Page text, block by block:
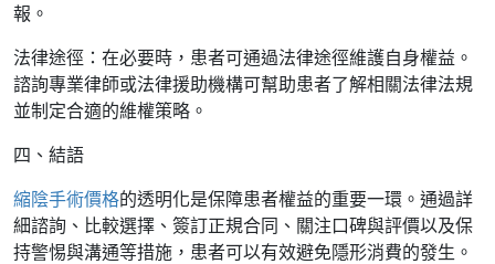
報。
法律途徑：在必要時，患者可通過法律途徑維護自身權益。
諮詢專業律師或法律援助機構可幫助患者了解相關法律法規
並制定合適的維權策略。
四、結語
縮陰手術價格的透明化是保障患者權益的重要一環。通過詳
細諮詢、比較選擇、簽訂正規合同、關注口碑與評價以及保
持警惕與溝通等措施，患者可以有效避免隱形消費的發生。